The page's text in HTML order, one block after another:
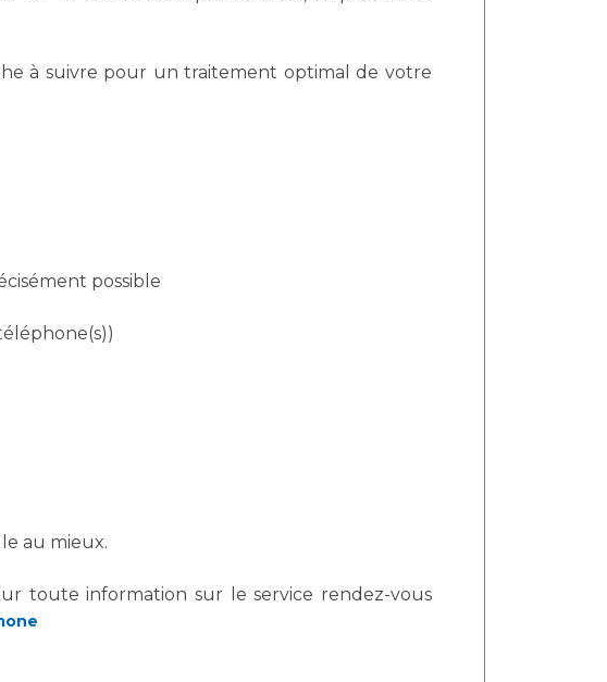
à suivre pour un traitement optimal de votre
possible
au mieux.
toute information sur le service rendez-vous